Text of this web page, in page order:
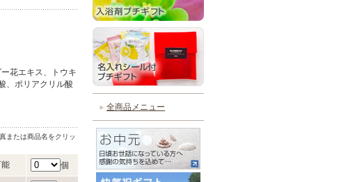
花エキス、トウキ
、ポリアクリル酸
または商品名をクリッ
個
全商品メニュー